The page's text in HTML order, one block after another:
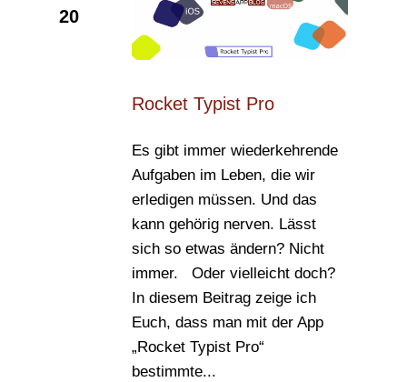
20
Rocket Typist Pro
Es gibt immer wiederkehrende
Aufgaben im Leben, die wir
erledigen müssen. Und das
kann gehörig nerven. Lässt
sich so etwas ändern? Nicht
immer. Oder vielleicht doch?
In diesem Beitrag zeige ich
Euch, dass man mit der App
„Rocket Typist Pro“
bestimmte...